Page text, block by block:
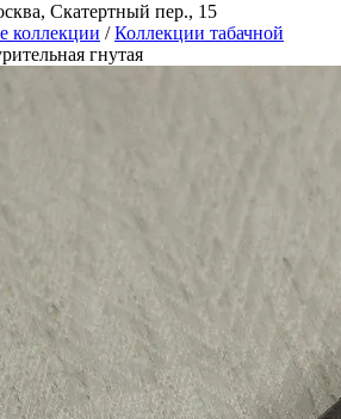
Скатертный пер., 15
коллекции / Коллекции табачной
гнутая